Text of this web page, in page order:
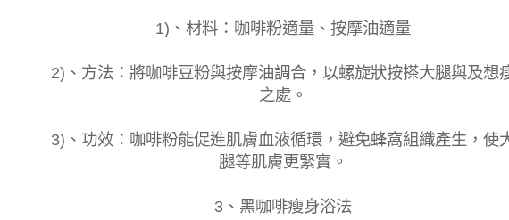
1)、材料：咖啡粉適量、按摩油適量
2)、方法：將咖啡豆粉與按摩油調合，以螺旋狀按搽大腿與及想
之處。
3)、功效：咖啡粉能促進肌膚血液循環，避免蜂窩組織產生，使
腿等肌膚更緊實。
3、黑咖啡瘦身浴法